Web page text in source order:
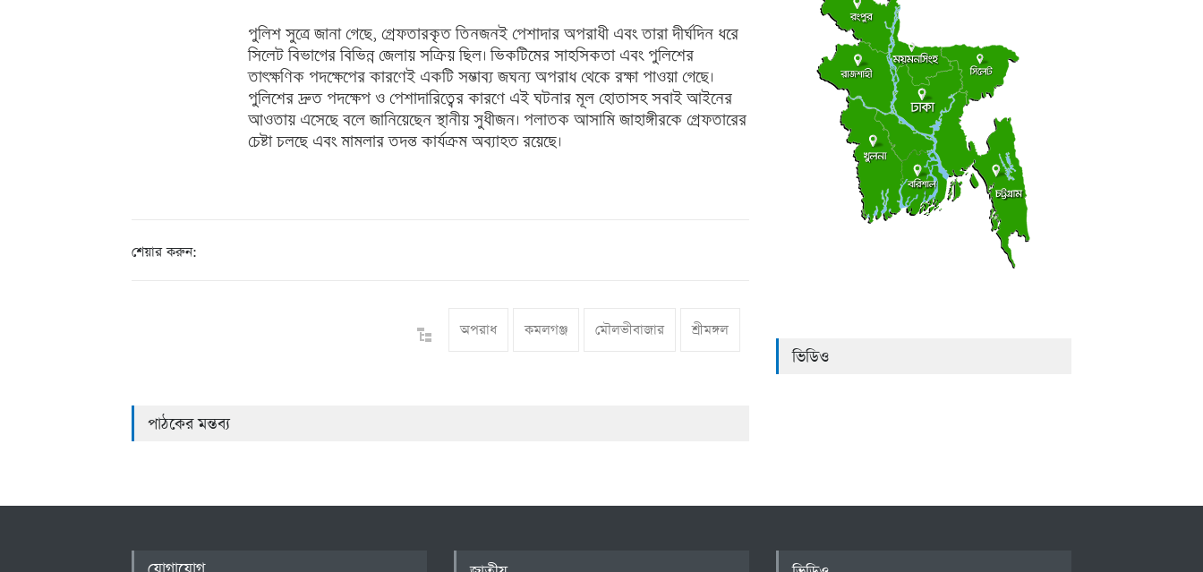
পুলিশ সুত্রে জানা গেছে, গ্রেফতারকৃত তিনজনই পেশাদার অপরাধী এবং তারা দীর্ঘদিন ধরে
সিলেট বিভাগের বিভিন্ন জেলায় সক্রিয় ছিল। ভিকটিমের সাহসিকতা এবং পুলিশের
তাৎক্ষণিক পদক্ষেপের কারণেই একটি সম্ভাব্য জঘন্য অপরাধ থেকে রক্ষা পাওয়া গেছে।
পুলিশের দ্রুত পদক্ষেপ ও পেশাদারিত্বের কারণে এই ঘটনার মূল হোতাসহ সবাই আইনের
আওতায় এসেছে বলে জানিয়েছেন স্থানীয় সুধীজন। পলাতক আসামি জাহাঙ্গীরকে গ্রেফতারের
চেষ্টা চলছে এবং মামলার তদন্ত কার্যক্রম অব্যাহত রয়েছে।
শেয়ার করুন:
অপরাধ কমলগঞ্জ মৌলভীবাজার শ্রীমঙ্গল
পাঠকের মন্তব্য
ভিডিও